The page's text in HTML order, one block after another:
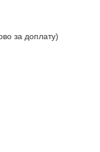
за доплату)